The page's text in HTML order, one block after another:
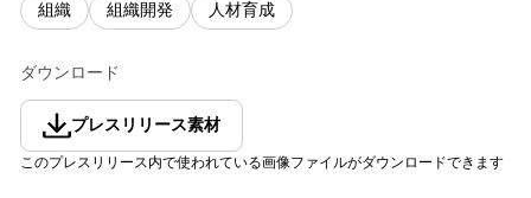
組織 組織開発 人材育成
ダウンロード
プレスリリース素材
このプレスリリース内で使われている画像ファイルがダウンロードできます